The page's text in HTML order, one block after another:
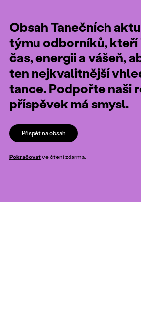
Obsah Tanečních
týmu odborníků, kteří
čas, energii a vášeň,
ten nejkvalitnější
tance. Podpořte naši
příspěvek má smysl.
Přispět na obsah
Pokračovatve čtení zdarma.